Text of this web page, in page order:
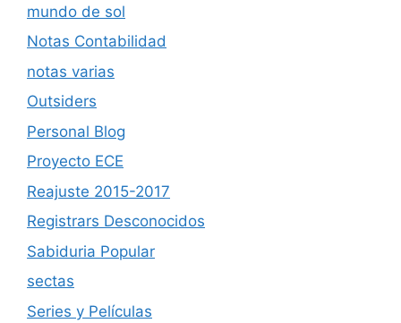
mundo de sol
Notas Contabilidad
notas varias
Outsiders
Personal Blog
Proyecto ECE
Reajuste 2015-2017
Registrars Desconocidos
Sabiduria Popular
sectas
Series y Películas